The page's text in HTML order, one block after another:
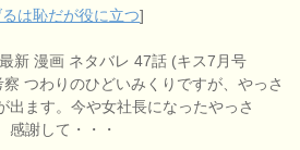
は恥だが役に立つ]
新 漫画 ネタバレ 47話 (キス7月号
つわりのひどいみくりですが、やっさ
出ます。今や女社長になったやっさ
感謝して・・・